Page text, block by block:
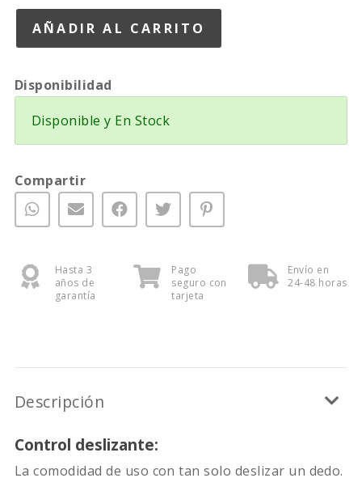
Disponibilidad
Disponible y En Stock
Compartir
Hasta 3
años de
garantía
Pago
seguro con
tarjeta
Envío en
24-48 horas
Descripción
Control deslizante:
La comodidad de uso con tan solo deslizar un dedo.